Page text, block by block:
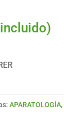
APARATOLOGÍA,